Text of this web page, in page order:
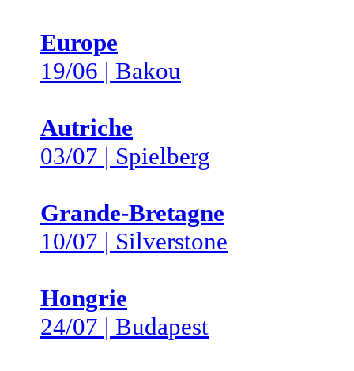
Europe
19/06 | Bakou
Autriche
03/07 | Spielberg
Grande-Bretagne
10/07 | Silverstone
Hongrie
24/07 | Budapest